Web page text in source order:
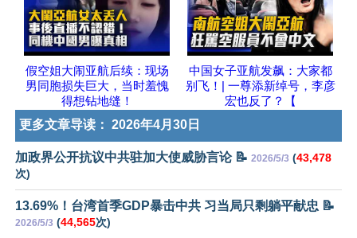
假空姐大闹亚航后续：现场
男同胞损失巨大，当时羞愧
得想钻地缝！
中国女子亚航发飙：大家都
别飞！| 一尊添新绰号，李彦
宏也反了？【
更多文章导读： 2026年4月30日
加政界公开抗议中共驻加大使威胁言论 📝 2026/5/3 (43,478
次)
13.69%！台湾首季GDP暴击中共 习当局只剩躺平献忠 📝
2026/5/3 (44,565次)